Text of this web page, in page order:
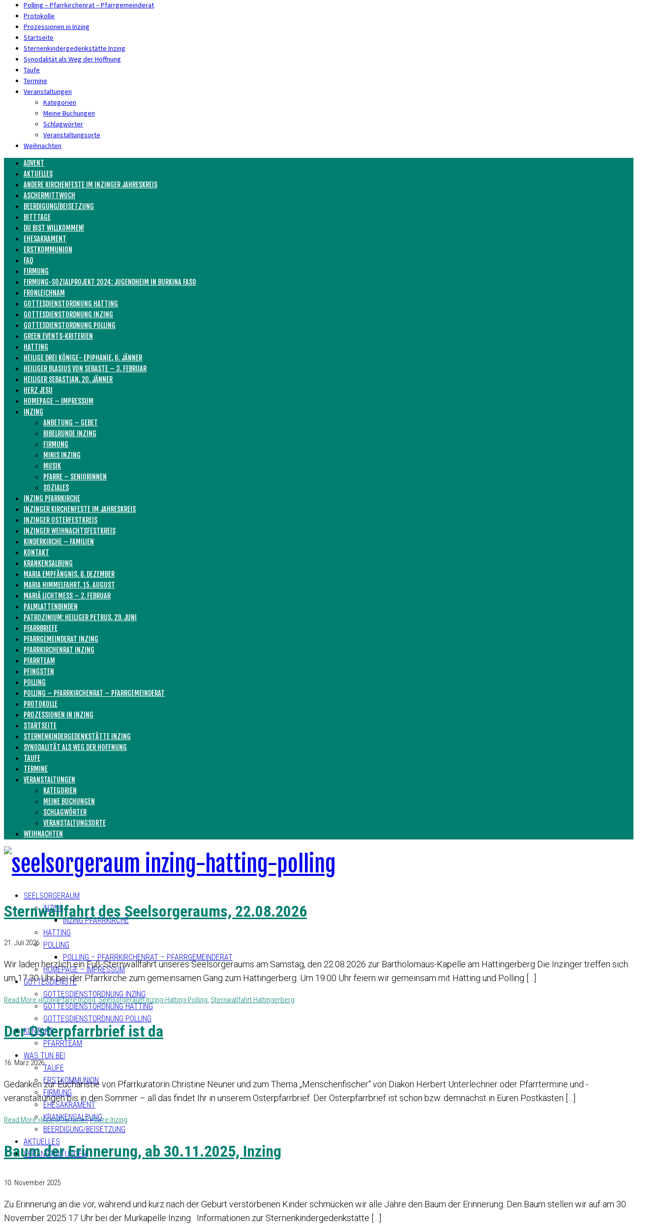
Polling – Pfarrkirchenrat – Pfarrgemeinderat
Protokolle
Prozessionen in Inzing
Startseite
Sternenkindergedenkstätte Inzing
Synodalität als Weg der Hoffnung
Taufe
Termine
Veranstaltungen
Kategorien
Meine Buchungen
Schlagwörter
Veranstaltungsorte
Weihnachten
ADVENT
AKTUELLES
ANDERE KIRCHENFESTE IM INZINGER JAHRESKREIS
ASCHERMITTWOCH
BEERDIGUNG/BEISETZUNG
BITTTAGE
DU BIST WILLKOMMEN!
EHESAKRAMENT
ERSTKOMMUNION
FAQ
FIRMUNG
FIRMUNG-SOZIALPROJEKT 2024: JUGENDHEIM IN BURKINA FASO
FRONLEICHNAM
GOTTESDIENSTORDNUNG HATTING
GOTTESDIENSTORDNUNG INZING
GOTTESDIENSTORDNUNG POLLING
GREEN EVENTS-KRITERIEN
HATTING
HEILIGE DREI KÖNIGE- EPIPHANIE, 6. JÄNNER
HEILIGER BLASIUS VON SEBASTE – 3. FEBRUAR
HEILIGER SEBASTIAN, 20. JÄNNER
HERZ JESU
HOMEPAGE – IMPRESSUM
INZING
ANBETUNG – GEBET
BIBELRUNDE INZING
FIRMUNG
MINIS INZING
MUSIK
PFARRE – SENIORINNEN
SOZIALES
INZING PFARRKIRCHE
INZINGER KIRCHENFESTE IM JAHRESKREIS
INZINGER OSTERFESTKREIS
INZINGER WEIHNACHTSFESTKREIS
KINDERKIRCHE – FAMILIEN
KONTAKT
KRANKENSALBUNG
MARIA EMPFÄNGNIS, 8. DEZEMBER
MARIA HIMMELFAHRT, 15. AUGUST
MARIÄ LICHTMESS – 2. FEBRUAR
PALMLATTENBINDEN
PATROZINIUM: HEILIGER PETRUS, 29. JUNI
PFARRBRIEFE
PFARRGEMEINDERAT INZING
PFARRKIRCHENRAT INZING
PFARRTEAM
PFINGSTEN
POLLING
POLLING – PFARRKIRCHENRAT – PFARRGEMEINDERAT
PROTOKOLLE
PROZESSIONEN IN INZING
STARTSEITE
STERNENKINDERGEDENKSTÄTTE INZING
SYNODALITÄT ALS WEG DER HOFFNUNG
TAUFE
TERMINE
VERANSTALTUNGEN
KATEGORIEN
MEINE BUCHUNGEN
SCHLAGWÖRTER
VERANSTALTUNGSORTE
WEIHNACHTEN
SEELSORGERAUM
INZING
INZING PFARRKIRCHE
HATTING
POLLING
POLLING – PFARRKIRCHENRAT – PFARRGEMEINDERAT
HOMEPAGE – IMPRESSUM
GOTTESDIENSTE
GOTTESDIENSTORDNUNG INZING
GOTTESDIENSTORDNUNG HATTING
GOTTESDIENSTORDNUNG POLLING
KONTAKT
PFARRTEAM
WAS TUN BEI
TAUFE
ERSTKOMMUNION
FIRMUNG
EHESAKRAMENT
KRANKENSALBUNG
BEERDIGUNG/BEISETZUNG
AKTUELLES
VERANSTALTUNGEN
Sternwallfahrt des Seelsorgeraums, 22.08.2026
21. Juli 2026
Wir laden herzlich ein Fuß-Sternwallfahrt unseres Seelsorgeraums am Samstag, den 22.08.2026 zur Bartholomäus-Kapelle am Hattingerberg Die Inzinger treffen sich
um 17.30 Uhr bei der Pfarrkirche zum gemeinsamen Gang zum Hattingerberg. Um 19.00 Uhr feiern wir gemeinsam mit Hatting und Polling […]
Read More »InzingPfarre Inzing,Seelsorgeraum Inzing-Hatting-Polling, Sternwallfahrt Hattingerberg
Der Osterpfarrbrief ist da
16. März 2026
Gedanken zur Eucharistie von Pfarrkuratorin Christine Neuner und zum Thema „Menschenfischer“ von Diakon Herbert Unterlechner oder Pfarrtermine und -
veranstaltungen bis in den Sommer – all das findet Ihr in unserem Osterpfarrbrief. Der Osterpfarrbrief ist schon bzw. demnächst in Euren Postkästen […]
Read More »InzingPfarrbrief,Pfarre Inzing
Baum der Erinnerung, ab 30.11.2025, Inzing
10. November 2025
Zu Erinnerung an die vor, während und kurz nach der Geburt verstorbenen Kinder schmücken wir alle Jahre den Baum der Erinnerung. Den Baum stellen wir auf am 30.
November 2025 17 Uhr bei der Murkapelle Inzing Informationen zur Sternenkindergedenkstätte […]